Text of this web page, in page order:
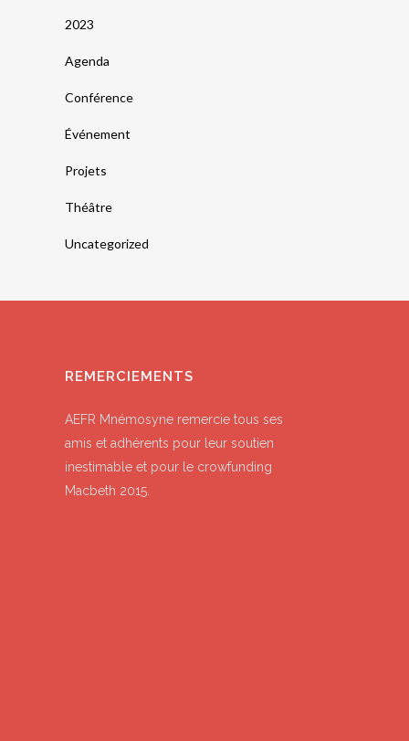
2023
Agenda
Conférence
Événement
Projets
Théâtre
Uncategorized
REMERCIEMENTS
AEFR Mnémosyne remercie tous ses
amis et adhérents pour leur soutien
inestimable et pour le crowfunding
Macbeth 2015.